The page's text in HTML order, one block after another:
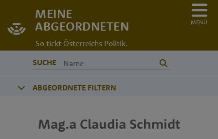
MEINE
ABGEORDNETEN
So tickt Österreichs Politik.
MENÜ
SUCHE
ABGEORDNETE FILTERN
Mag.a Claudia Schmidt